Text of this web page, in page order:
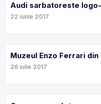
Audi sarbatoreste
22 iunie 2017
Muzeul Enzo Ferrari din
26 iulie 2017